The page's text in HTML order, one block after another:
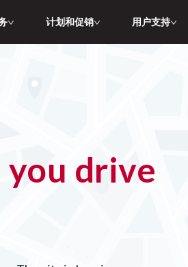
计划和促销 用户支持